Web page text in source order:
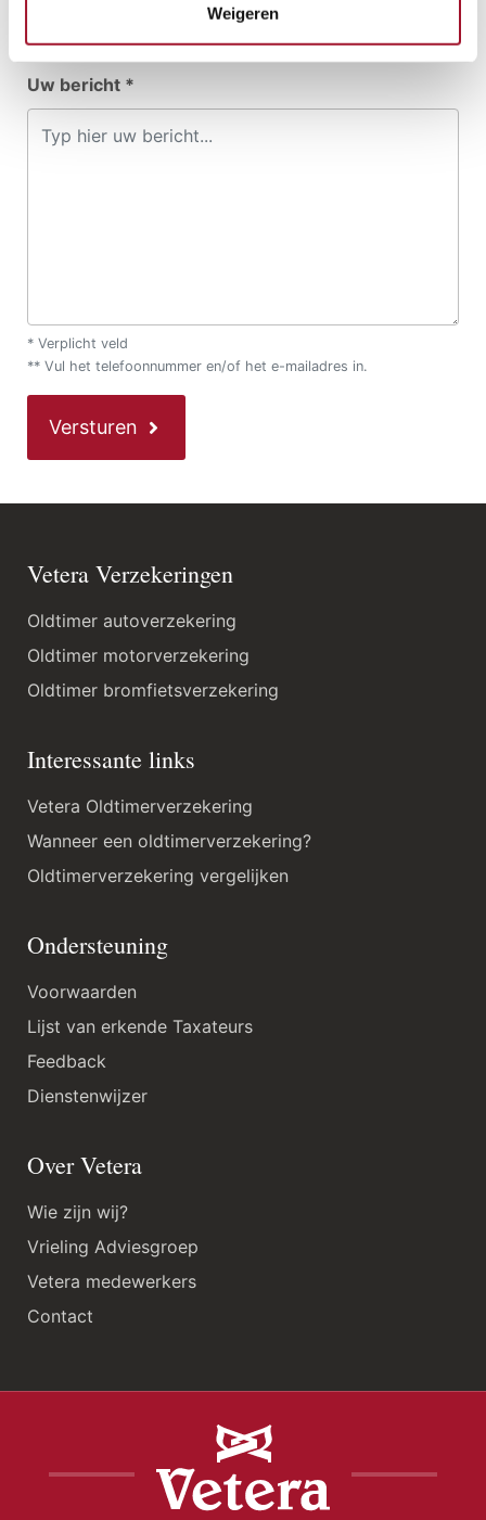
Weigeren
Uw bericht *
* Verplicht veld
** Vul het telefoonnummer en/of het e-mailadres in.
Versturen
Vetera Verzekeringen
Oldtimer autoverzekering
Oldtimer motorverzekering
Oldtimer bromfietsverzekering
Interessante links
Vetera Oldtimerverzekering
Wanneer een oldtimerverzekering?
Oldtimerverzekering vergelijken
Ondersteuning
Voorwaarden
Lijst van erkende Taxateurs
Feedback
Dienstenwijzer
Over Vetera
Wie zijn wij?
Vrieling Adviesgroep
Vetera medewerkers
Contact